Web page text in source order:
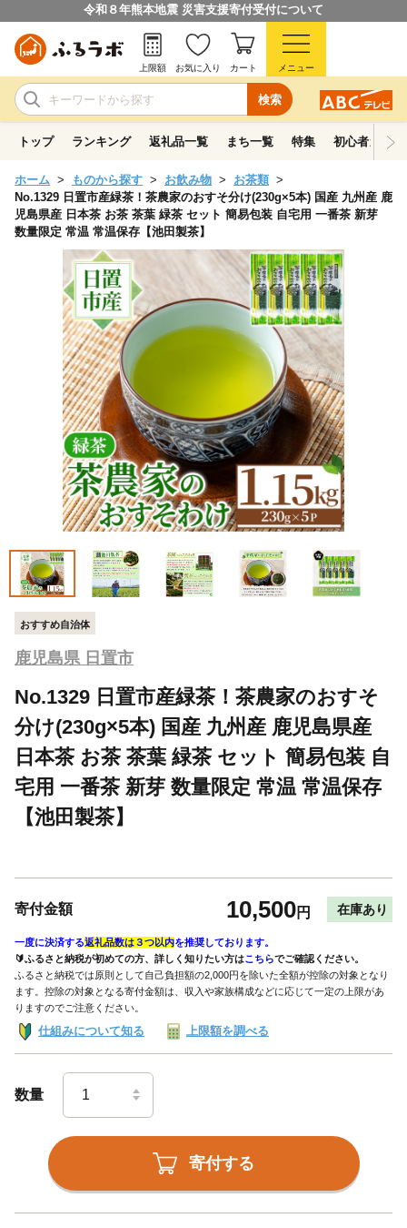
令和８年熊本地震 災害支援寄付受付について
検索
上限額 お気に入り カート メニュー
トップ ランキング 返礼品一覧 まち一覧 特集 初心者ガイド
ホーム ものから探す お飲み物
お茶類
No.1329 日置市産緑茶！茶農家のおすそ分け(230g×5本) 国産 九州産 鹿
児島県産 日本茶 お茶 茶葉 緑茶 セット 簡易包装 自宅用 一番茶 新芽
数量限定 常温 常温保存【池田製茶】
おすすめ自治体
鹿児島県 日置市
No.1329 日置市産緑茶！茶農家のおすそ
分け(230g×5本) 国産 九州産 鹿児島県産
日本茶 お茶 茶葉 緑茶 セット 簡易包装 自
宅用 一番茶 新芽 数量限定 常温 常温保存
【池田製茶】
寄付金額 10,500円 在庫あり
一度に決済する返礼品数は３つ以内を推奨しております。
🔰ふるさと納税が初めての方、詳しく知りたい方はこちらでご確認ください。
ふるさと納税では原則として自己負担額の2,000円を除いた全額が控除の対象となり
ます。控除の対象となる寄付金額は、収入や家族構成などに応じて一定の上限があ
りますのでご注意ください。
仕組みについて知る 上限額を調べる
数量
寄付する